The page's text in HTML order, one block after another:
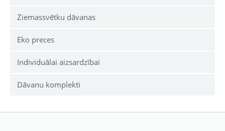
Ziemassvētku dāvanas
Eko preces
Individuālai aizsardzībai
Dāvanu komplekti